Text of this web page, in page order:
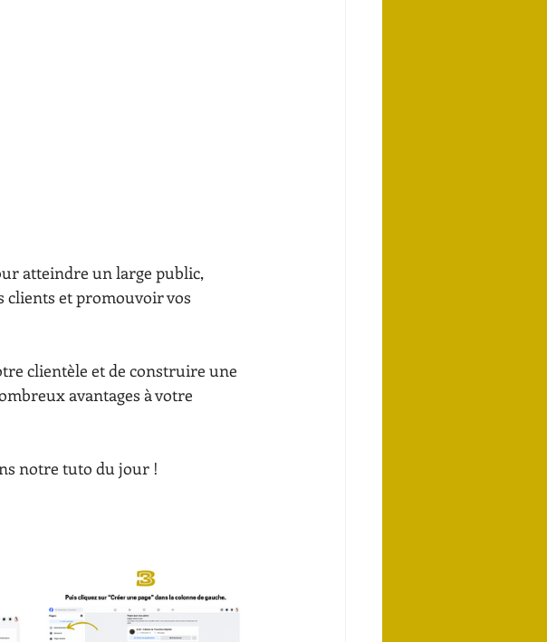
atteindre un large public,
clients et promouvoir vos
clientèle et de construire une
avantages à votre
notre tuto du jour !